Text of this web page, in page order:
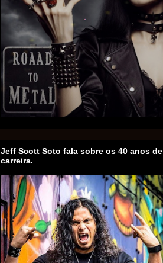
Jeff Scott Soto fala sobre os 40 anos de
carreira.